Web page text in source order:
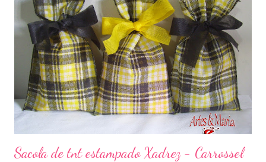
Sacola de tnt estampado Xadrez - Carrossel